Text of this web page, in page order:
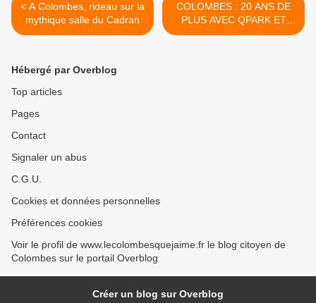
< A Colombes, rideau sur la
mythique salle du Cadran
COLOMBES : 20 ANS DE
PLUS AVEC QPARK ET
C'EST LE COLOMBIENS
Hébergé par Overblog
Top articles
Pages
Contact
Signaler un abus
C.G.U.
Cookies et données personnelles
Préférences cookies
Voir le profil de www.lecolombesquejaime.fr le blog citoyen de
Colombes sur le portail Overblog
Créer un blog sur Overblog